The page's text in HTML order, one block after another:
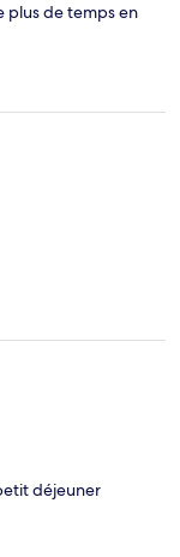
plus de temps en
déjeuner